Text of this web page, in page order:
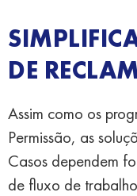
DE
Assim como os
Permissão, as
Casos dependem
de fluxo de